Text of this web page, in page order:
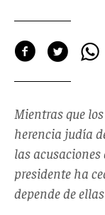
Mientras que
herencia judía
las
presidente ha
depende de